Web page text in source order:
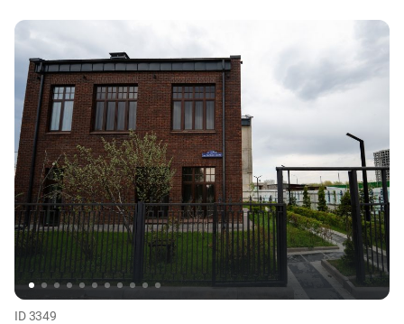
ID 3349